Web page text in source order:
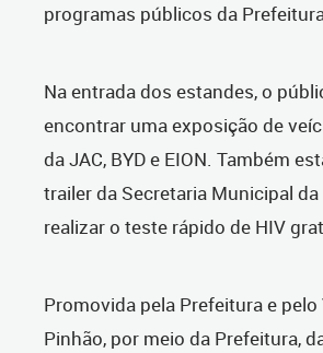
programas públicos da
Na entrada dos estandes, o
encontrar uma exposição de
da JAC, BYD e EION. Também
trailer da Secretaria Municipal da
realizar o teste rápido de HIV
Promovida pela Prefeitura e pelo
Pinhão, por meio da Prefeitura,